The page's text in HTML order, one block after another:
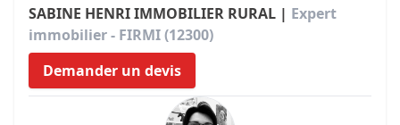
SABINE HENRI IMMOBILIER RURAL | Expert
immobilier - FIRMI (12300)
Demander un devis